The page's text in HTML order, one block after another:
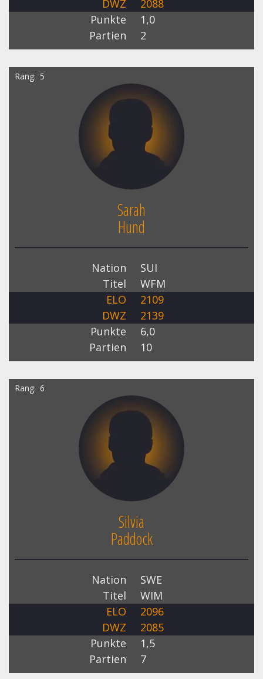
DWZ
2088
Punkte
1,0
Partien
2
Rang 5
Sarah
Hund
Nation
SUI
Titel
WFM
ELO
2109
DWZ
2139
Punkte
6,0
Partien
10
Rang 6
Silvia
Paddock
Nation
SWE
Titel
WIM
ELO
2096
DWZ
2085
Punkte
1,5
Partien
7